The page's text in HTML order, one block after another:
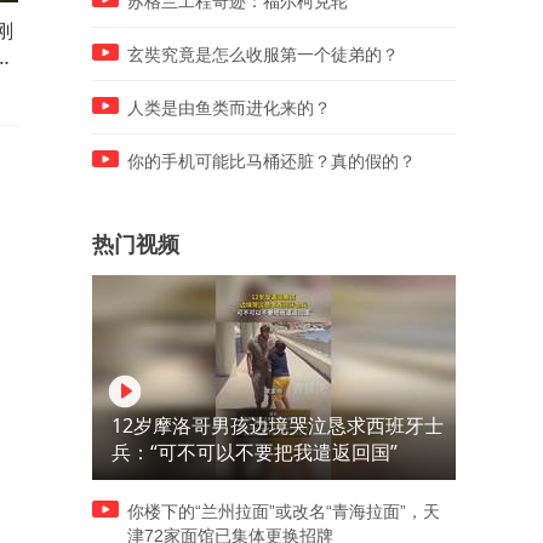
线，让人好奇到底是什么东
婆，随后觉得不妥又把外婆
重要
玄奘究竟是怎么收服第一个徒弟的？
人类是由鱼类而进化来的？
你的手机可能比马桶还脏？真的假的？
热门视频
12岁摩洛哥男孩边境哭泣恳求西班牙士
兵：“可不可以不要把我遣返回国”
你楼下的“兰州拉面”或改名“青海拉面”，天
津72家面馆已集体更换招牌